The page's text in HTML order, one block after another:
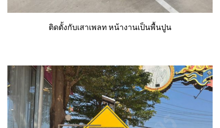
ติดตั้งกับเสาเพลท หน้างานเป็นพื้นปูน